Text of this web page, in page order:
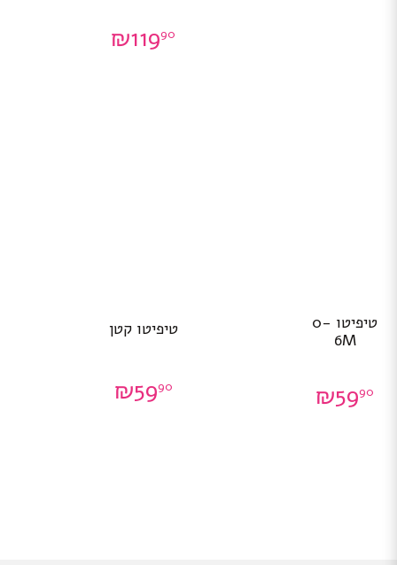
₪11990
טיפיטו 0-
6M
₪5990
טיפיטו קטן
₪5990